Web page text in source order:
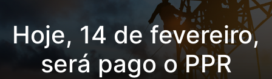
Hoje, 14 de fevereiro,
será pago o PPR